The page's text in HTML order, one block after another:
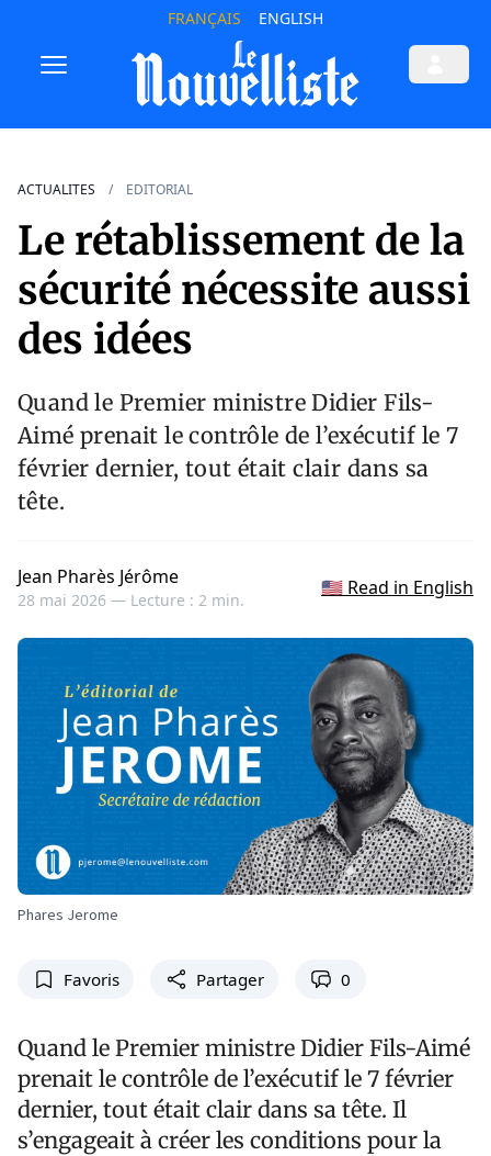
FRANÇAIS ENGLISH
ACTUALITES EDITORIAL
Le rétablissement de la
sécurité nécessite aussi
des idées
Quand le Premier ministre Didier Fils-
Aimé prenait le contrôle de l’exécutif le 7
février dernier, tout était clair dans sa
tête.
Jean Pharès Jérôme
28 mai 2026 — Lecture : 2 min.
🇺🇸 Read in English
Phares Jerome
Favoris Partager 0
Quand le Premier ministre Didier Fils-Aimé
prenait le contrôle de l’exécutif le 7 février
dernier, tout était clair dans sa tête. Il
s’engageait à créer les conditions pour la